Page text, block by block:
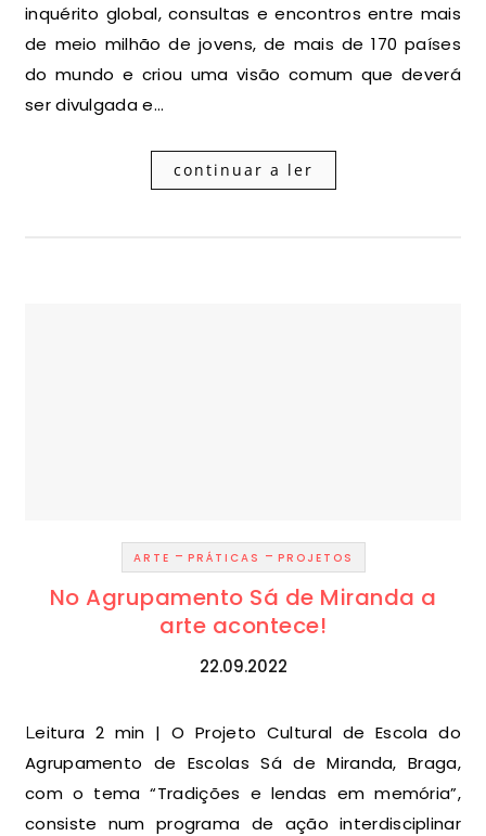
inquérito global, consultas e encontros entre mais
de meio milhão de jovens, de mais de 170 países
do mundo e criou uma visão comum que deverá
ser divulgada e…
continuar a ler
ARTE - PRÁTICAS - PROJETOS
No Agrupamento Sá de Miranda a
arte acontece!
22.09.2022
Leitura 2 min | O Projeto Cultural de Escola do
Agrupamento de Escolas Sá de Miranda, Braga,
com o tema “Tradições e lendas em memória”,
consiste num programa de ação interdisciplinar